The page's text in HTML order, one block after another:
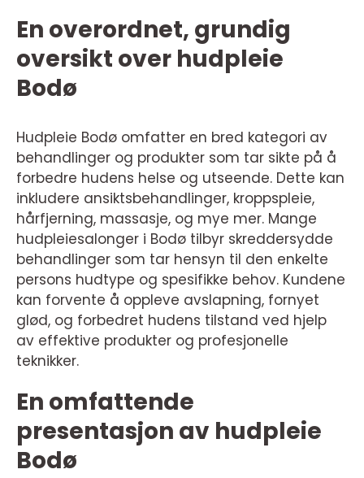
En overordnet, grundig
oversikt over hudpleie
Bodø
Hudpleie Bodø omfatter en bred kategori av
behandlinger og produkter som tar sikte på å
forbedre hudens helse og utseende. Dette kan
inkludere ansiktsbehandlinger, kroppspleie,
hårfjerning, massasje, og mye mer. Mange
hudpleiesalonger i Bodø tilbyr skreddersydde
behandlinger som tar hensyn til den enkelte
persons hudtype og spesifikke behov. Kundene
kan forvente å oppleve avslapning, fornyet
glød, og forbedret hudens tilstand ved hjelp
av effektive produkter og profesjonelle
teknikker.
En omfattende
presentasjon av hudpleie
Bodø